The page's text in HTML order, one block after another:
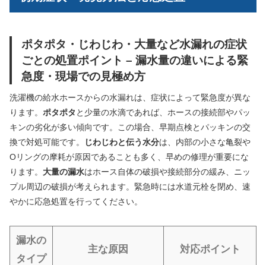
ポタポタ・じわじわ・大量など水漏れの症状
ごとの処置ポイント – 漏水量の違いによる緊
急度・現場での見極め方
洗濯機の給水ホースからの水漏れは、症状によって緊急度が異な
ります。 ポタポタ と少量の水滴であれば、ホースの接続部やパッ
キンの劣化が多い傾向です。この場合、早期点検とパッキンの交
換で対処可能です。
じわじわと伝う水分は、内部の小さな亀裂や
Oリングの摩耗が原因であることも多く、早めの修理が重要にな
ります。 大量の漏水はホース自体の破損や接続部分の緩み、ニッ
プル周辺の破損が考えられます。緊急時には水道元栓を閉め、速
やかに応急処置を行ってください。
漏水の
タイプ
主な原因 対応ポイント